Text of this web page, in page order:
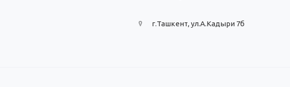
г.Ташкент, ул.А.Кадыри 7б